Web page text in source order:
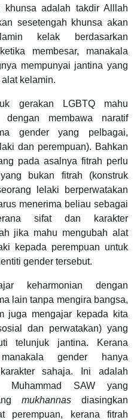
adalah takdir Alllah
sesetengah khunsa akan
kelak berdasarkan
membesar, manakala
mempunyai jantina yang
kelamin.
gerakan LGBTQ mahu
dengan membawa naratif
gender yang pelbagai,
dan perempuan). Bahkan
pada asalnya fitrah perlu
bukan fitrah (konstruk
lelaki berperwatakan
menerima beliau sebagai
sifat dan karakter
jika mahu mengubah alat
kepada perempuan untuk
gender tersebut.
keharmonian dengan
lain tanpa mengira bangsa,
juga mengajar kepada kita
dan perwatakan) yang
telunjuk jantina. Kerana
gender hanya
sahaja. Ini adalah
Muhammad SAW yang
mukhannasdiasingkan
perempuan, kerana fitrah